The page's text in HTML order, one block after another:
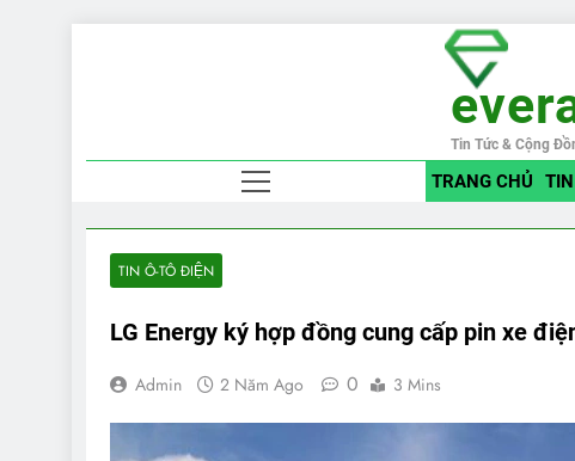
Tin Tức & Cộng
TRANG CHỦ
TIN Ô-TÔ ĐIỆN
LG Energy ký hợp đồng cung cấp pin xe
Admin 2 Năm Ago 0 3 Mins